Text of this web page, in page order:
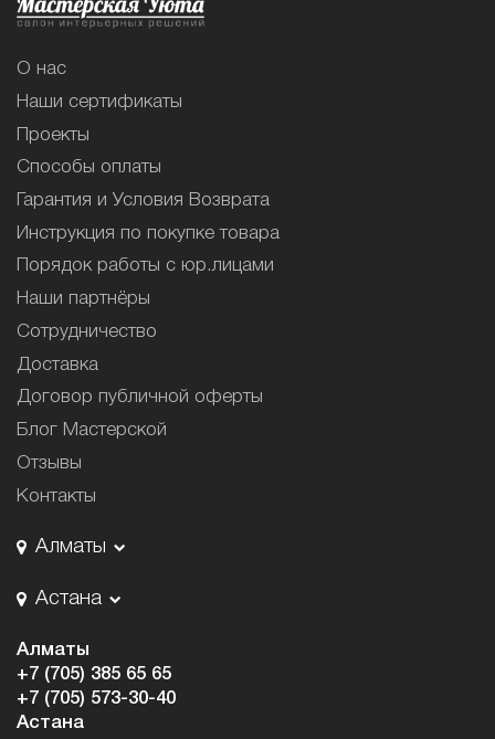
О нас
Наши сертификаты
Проекты
Способы оплаты
Гарантия и Условия Возврата
Инструкция по покупке товара
Порядок работы с юр.лицами
Наши партнёры
Сотрудничество
Доставка
Договор публичной оферты
Блог Мастерской
Отзывы
Контакты
Алматы
Астана
Алматы
+7 (705) 385 65 65
+7 (705) 573-30-40
Астана